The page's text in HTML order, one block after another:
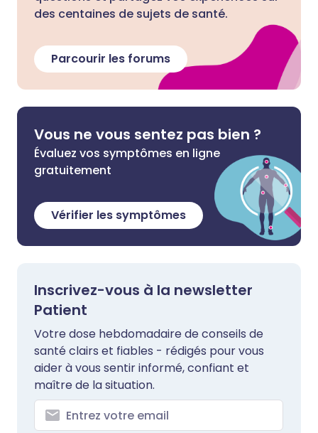
des centaines de sujets de santé.
Parcourir les forums
Vous ne vous sentez pas bien ?
Évaluez vos symptômes en ligne
gratuitement
Vérifier les symptômes
Inscrivez-vous à la newsletter
Patient
Votre dose hebdomadaire de conseils de
santé clairs et fiables - rédigés pour vous
aider à vous sentir informé, confiant et
maître de la situation.